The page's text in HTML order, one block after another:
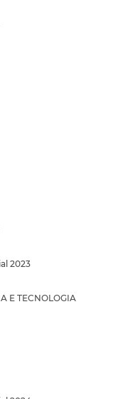
2023
E TECNOLOGIA